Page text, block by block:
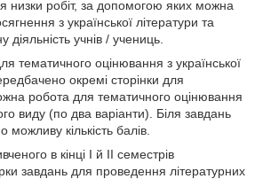
низки робіт, за допомогою яких можна
з української літератури та
діяльність учнів / учениць.
тематичного оцінювання з української
окремі сторінки для
робота для тематичного оцінювання
виду (по два варіанти). Біля завдань
кількість балів.
в кінці І й ІІ семестрів
завдань для проведення літературних